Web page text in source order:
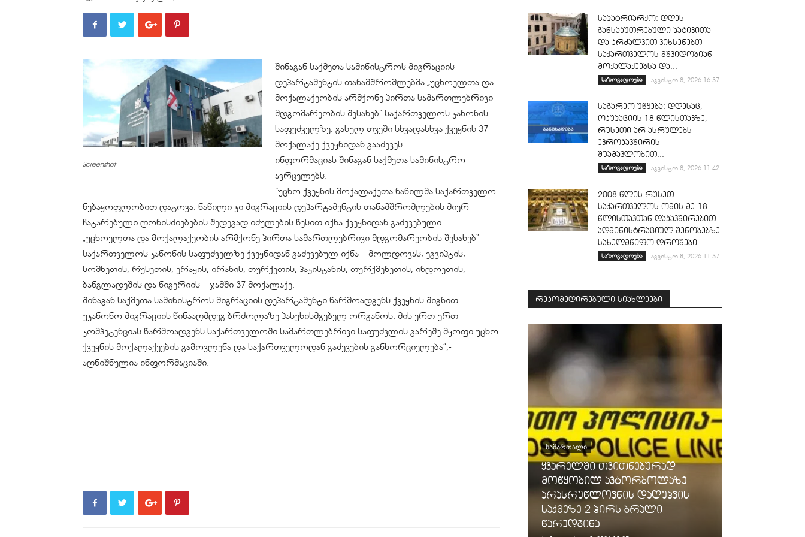
Screenshot
შინაგან საქმეთა სამინისტროს მიგრაციის
დეპარტამენტის თანამშრომლებმა „უცხოელთა და
მოქალაქეობის არმქონე პირთა სამართლებრივი
მდგომარეობის შესახებ“ საქართველოს კანონის
საფუძველზე, გასულ თვეში სხვადასხვა ქვეყნის 37
მოქალაქე ქვეყნიდან გააძევეს.
ინფორმაციას შინაგან საქმეთა სამინისტრო
ავრცელებს.
“უცხო ქვეყნის მოქალაქეთა ნაწილმა საქართველო
ნებაყოფლობით დატოვა, ნაწილი კი მიგრაციის დეპარტამენტის თანამშრომლების მიერ
ჩატარებული ღონისძიებების შედეგად იძულების წესით იქნა ქვეყნიდან გაძევებული.
„უცხოელთა და მოქალაქეობის არმქონე პირთა სამართლებრივი მდგომარეობის შესახებ“
საქართველოს კანონის საფუძველზე ქვეყნიდან გაძევებულ იქნა – მოლდოვას, ეგვიპტის,
სომხეთის, რუსეთის, ერაყის, ირანის, თურქეთის, პაკისტანის, თურქმენეთის, ინდოეთის,
ბანგლადეშის და ნიგერიის – ჯამში 37 მოქალაქე.
შინაგან საქმეთა სამინისტროს მიგრაციის დეპარტამენტი წარმოადგენს ქვეყნის შიგნით
უკანონო მიგრაციის წინააღმდეგ ბრძოლაზე პასუხისმგებელ ორგანოს. მის ერთ-ერთ
კომპეტენციას წარმოადგენს საქართველოში სამართლებრივი საფუძვლის გარეშე მყოფი უცხო
ქვეყნის მოქალაქეების გამოვლენა და საქართველოდან გაძევების განხორციელება”,-
აღნიშნულია ინფორმაციაში.
საპატრიარქო: დღეს
განსაკუთრებული პატივითა
და კრძალვით ვიხსენებთ
საქართველოს მშვიდობიან
მოქალაქეებსა და...
საზოგადოება აგვისტო 8, 2026 16:37
საგარეო უწყება: დღესაც,
ოკუპაციის 18 წლისთავზე,
რუსეთი არ ასრულებს
ევროკავშირის
შუამავლობით...
საზოგადოება აგვისტო 8, 2026 11:42
2008 წლის რუსეთ-
საქართველოს ომის მე-18
წლისთავთან დაკავშირებით
ადმინისტრაციულ შენობებზე
სახელმწიფო დროშები...
საზოგადოება აგვისტო 8, 2026 11:37
რეკომედირებული სიახლეები
ᲡᲐᲛᲐᲠᲗᲐᲚᲘ
ყვარელში თვითნებურად
მოწყობილ ავტორბოლაზე
არასრუწლოვნის დაღუპვის
საქმეზე 2 პირს ბრალი
წარედგინა